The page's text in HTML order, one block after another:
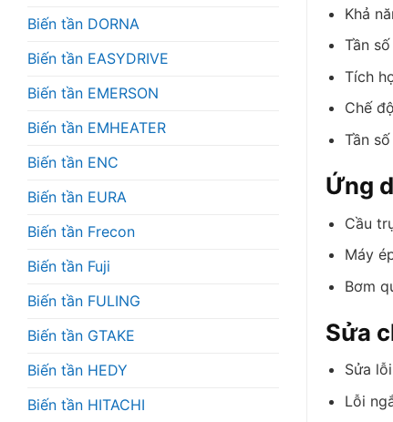
Biến tần DORNA
Biến tần EASYDRIVE
Biến tần EMERSON
Biến tần EMHEATER
Biến tần ENC
Biến tần EURA
Biến tần Frecon
Biến tần Fuji
Biến tần FULING
Biến tần GTAKE
Biến tần HEDY
Biến tần HITACHI
Khả
Tần
Tích
Chế
Tần
Ứng
Cầu
Máy
Bơm
Sửa
Sửa
Lỗi